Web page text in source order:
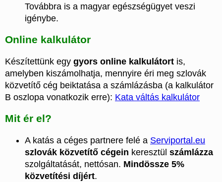
Továbbra is a magyar egészségügyet veszi
igénybe.
Online kalkulátor
Készítettünk egy gyors online kalkulátort is,
amelyben kiszámolhatja, mennyire éri meg szlovák
közvetítő cég beiktatása a számlázásba (a kalkulátor
B oszlopa vonatkozik erre): Kata váltás kalkulátor
Mit ér el?
A katás a céges partnere felé a Serviportal.eu
szlovák közvetítő cégein keresztül számlázza
szolgáltatását, nettósan. Mindössze 5%
közvetítési díjért.